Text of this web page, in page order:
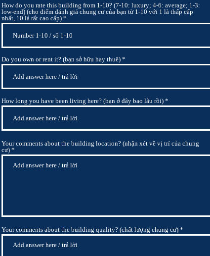
How do you rate this building from 1-10? (7-10: luxury; 4-6: average; 1-3:
low-end) (cho điểm đánh giá chung cư của bạn từ 1-10 với 1 là thấp cấp
nhất, 10 là rất cao cấp)
Do you own or rent it? (bạn sở hữu hay thuê)
How long you have been living here? (bạn ở đây bao lâu rồi)
Your comments about the building location? (nhận xét về vị trí của chung
cư)
Your comments about the building quality? (chất lượng chung cư)